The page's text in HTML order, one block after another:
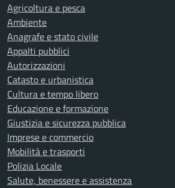
Agricoltura e pesca
Ambiente
Anagrafe e stato civile
Appalti pubblici
Autorizzazioni
Catasto e urbanistica
Cultura e tempo libero
Educazione e formazione
Giustizia e sicurezza pubblica
Imprese e commercio
Mobilità e trasporti
Polizia Locale
Salute, benessere e assistenza